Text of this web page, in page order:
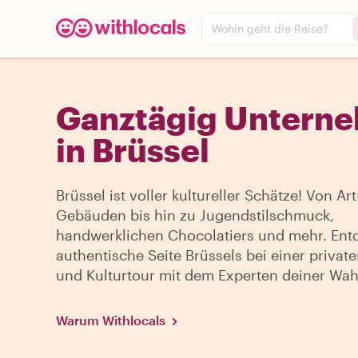
Wohin geht die Reise?
Ganztägig
in Brüssel
Brüssel ist voller kultureller Schätze! Von
Gebäuden bis hin zu Jugendstilschmuck,
handwerklichen Chocolatiers und mehr.
authentische Seite Brüssels bei einer
und Kulturtour mit dem Experten deiner
Warum Withlocals